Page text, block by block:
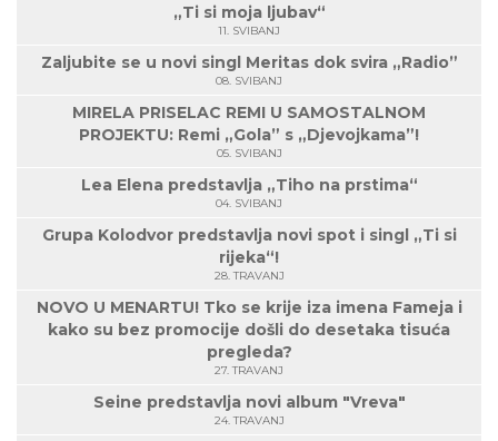
„Ti si moja ljubav“
11. SVIBANJ
Zaljubite se u novi singl Meritas dok svira „Radio”
08. SVIBANJ
MIRELA PRISELAC REMI U SAMOSTALNOM
PROJEKTU: Remi „Gola” s „Djevojkama”!
05. SVIBANJ
Lea Elena predstavlja „Tiho na prstima“
04. SVIBANJ
Grupa Kolodvor predstavlja novi spot i singl „Ti si
rijeka“!
28. TRAVANJ
NOVO U MENARTU! Tko se krije iza imena Fameja i
kako su bez promocije došli do desetaka tisuća
pregleda?
27. TRAVANJ
Seine predstavlja novi album "Vreva"
24. TRAVANJ